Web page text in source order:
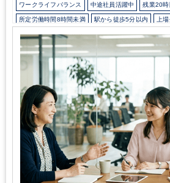
ワークライフバランス 中途社員活躍中 残業20時
所定労働時間8時間未満 駅から徒歩5分以内 上
オフィスカジュアルOK 研修・資格取得支援 持
退職金制度 土日祝休み 完全週休2日制 年間休